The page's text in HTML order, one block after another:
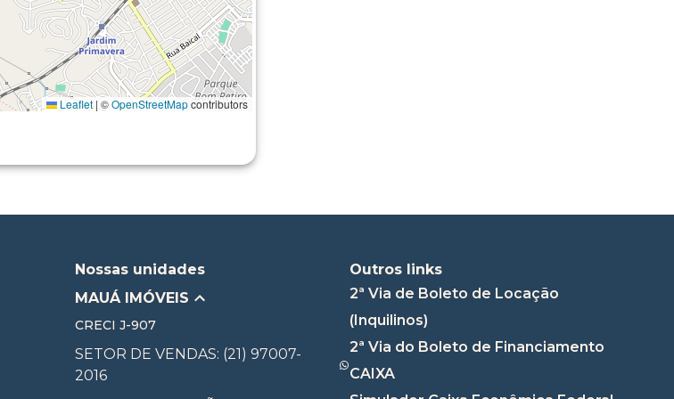
Leaflet | ©OpenStreetMapcontributors
Nossas unidades
MAUÁ IMÓVEIS
CRECI J-907
SETOR DE VENDAS: (21) 97007-
2016
Outros links
2ª Via de Boleto de Locação
(Inquilinos)
2ª Via do Boleto de Financiamento
CAIXA